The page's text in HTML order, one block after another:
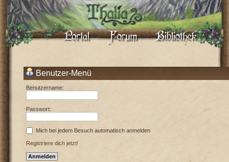
Benutzer-Menü
Benutzername:
Passwort:
Mich bei jedem Besuch automatisch anmelden
Registriere dich jetzt!